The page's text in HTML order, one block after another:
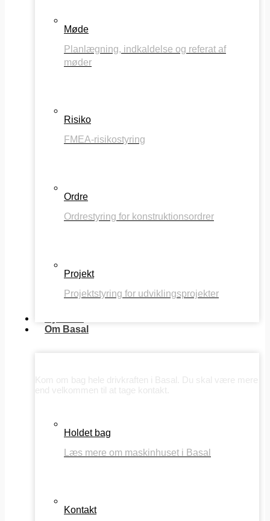
Møde
Planlægning, indkaldelse og referat af
møder
Risiko
FMEA-risikostyring
Ordre
Ordrestyring for konstruktionsordrer
Projekt
Projektstyring for udviklingsprojekter
Om Basal
Kom om bag hele drivkraften i Basal. Du skal være mere
end velkommen til at tage kontakt.
Holdet bag
Læs mere om maskinhuset i Basal
Kontakt